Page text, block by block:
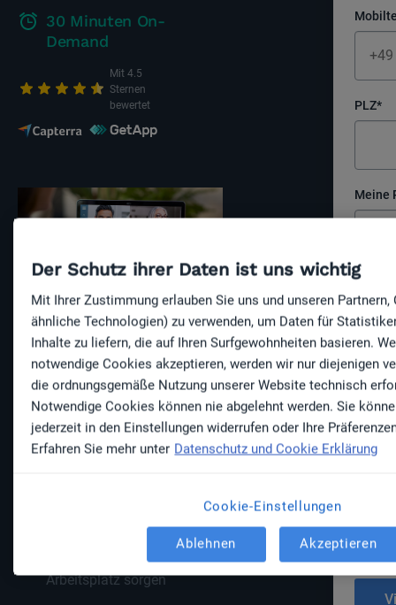
PLZ*
Meine
zu
Sie in
30 Minuten On-
Demand
Mit 4.5
Sternen
bewertet
Erfahren Sie in
unserem Webinar
welche Herausforderungen
Ihre Kolleginnen und
Zufriedenheit am
Arbeitsplatz sorgen
Der Schutz ihrer Daten ist uns wichtig
Mit Ihrer Zustimmung erlauben Sie uns und unseren
ähnliche Technologien) zu verwenden, um Daten für
Inhalte zu liefern, die auf Ihren Surfgewohnheiten basieren.
notwendige Cookies akzeptieren, werden wir nur diejenigen
die ordnungsgemäße Nutzung unserer Website technisch
Notwendige Cookies können nie abgelehnt werden. Sie
jederzeit in den Einstellungen widerrufen oder Ihre
Erfahren Sie mehr unter Datenschutz und Cookie Erklärung
Cookie-Einstellungen
Ablehnen Akzeptieren